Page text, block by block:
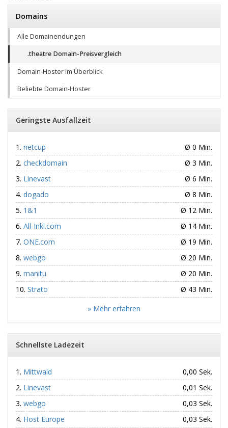
Domains
Alle Domainendungen
.theatre Domain-Preisvergleich
Domain-Hoster im Überblick
Beliebte Domain-Hoster
Geringste Ausfallzeit
netcup
Ø 0 Min.
checkdomain
Ø 3 Min.
Linevast
Ø 6 Min.
dogado
Ø 8 Min.
1&1
Ø 12 Min.
All-Inkl.com
Ø 14 Min.
ONE.com
Ø 19 Min.
webgo
Ø 20 Min.
manitu
Ø 20 Min.
Strato
Ø 43 Min.
» Mehr erfahren
Schnellste Ladezeit
Mittwald
0,00 Sek.
Linevast
0,01 Sek.
webgo
0,03 Sek.
Host Europe
0,03 Sek.